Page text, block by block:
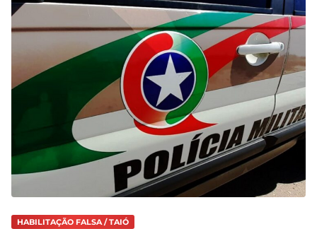
HABILITAÇÃO FALSA / TAIÓ